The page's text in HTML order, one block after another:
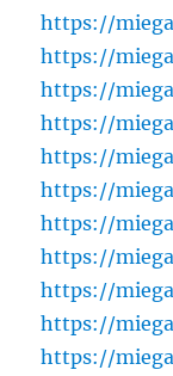
https://
https://
https://
https://
https://
https://
https://
https://
https://
https://
https://